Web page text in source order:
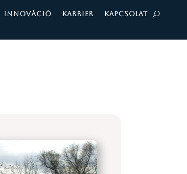
INNOVÁCIÓ KARRIER KAPCSOLAT